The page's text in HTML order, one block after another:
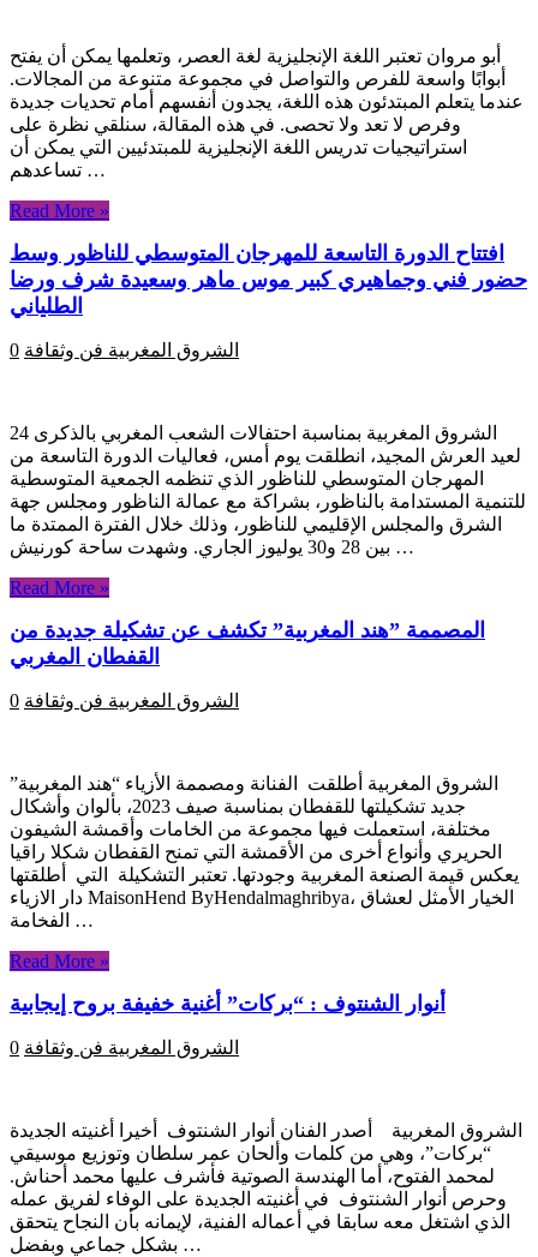
أبو مروان تعتبر اللغة الإنجليزية لغة العصر، وتعلمها يمكن أن يفتح
أبوابًا واسعة للفرص والتواصل في مجموعة متنوعة من المجالات.
عندما يتعلم المبتدئون هذه اللغة، يجدون أنفسهم أمام تحديات جديدة
وفرص لا تعد ولا تحصى. في هذه المقالة، سنلقي نظرة على
استراتيجيات تدريس اللغة الإنجليزية للمبتدئيين التي يمكن أن
تساعدهم …
Read More »
افتتاح الدورة التاسعة للمهرجان المتوسطي للناظور وسط
حضور فني وجماهيري كبير موس ماهر وسعيدة شرف ورضا
الطلياني
الشروق المغربية فن وثقافة 0
الشروق المغربية بمناسبة احتفالات الشعب المغربي بالذكرى 24
لعيد العرش المجيد، انطلقت يوم أمس، فعاليات الدورة التاسعة من
المهرجان المتوسطي للناظور الذي تنظمه الجمعية المتوسطية
للتنمية المستدامة بالناظور، بشراكة مع عمالة الناظور ومجلس جهة
الشرق والمجلس الإقليمي للناظور، وذلك خلال الفترة الممتدة ما
بين 28 و30 يوليوز الجاري. وشهدت ساحة كورنيش …
Read More »
المصممة ”هند المغربية” تكشف عن تشكيلة جديدة من
القفطان المغربي
الشروق المغربية فن وثقافة 0
الشروق المغربية أطلقت الفنانة ومصممة الأزياء “هند المغربية”
جديد تشكيلتها للقفطان بمناسبة صيف 2023، بألوان وأشكال
مختلفة، استعملت فيها مجموعة من الخامات وأقمشة الشيفون
الحريري وأنواع أخرى من الأقمشة التي تمنح القفطان شكلا راقيا
يعكس قيمة الصنعة المغربية وجودتها. تعتبر التشكيلة التي أطلقتها
دار الازياء MaisonHend ByHendalmaghribya، الخيار الأمثل لعشاق
الفخامة …
Read More »
أنوار الشنتوف : “بركات” أغنية خفيفة بروح إيجابية
الشروق المغربية فن وثقافة 0
الشروق المغربية أصدر الفنان أنوار الشنتوف أخيرا أغنيته الجديدة
“بركات”، وهي من كلمات وألحان عمر سلطان وتوزيع موسيقي
لمحمد الفتوح، أما الهندسة الصوتية فأشرف عليها محمد أحناش.
وحرص أنوار الشنتوف في أغنيته الجديدة على الوفاء لفريق عمله
الذي اشتغل معه سابقا في أعماله الفنية، لإيمانه بأن النجاح يتحقق
بشكل جماعي وبفضل …